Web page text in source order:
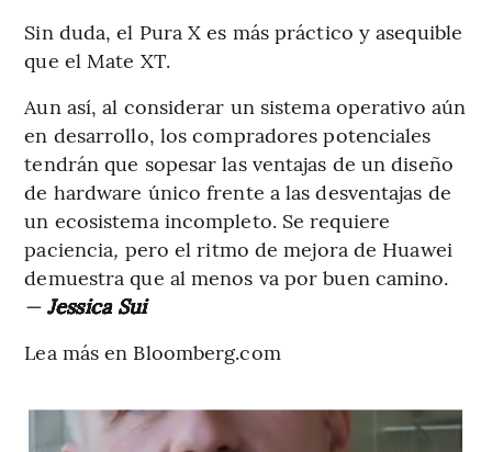
Sin duda, el Pura X es más práctico y asequible
que el Mate XT.
Aun así, al considerar un sistema operativo aún
en desarrollo, los compradores potenciales
tendrán que sopesar las ventajas de un diseño
de hardware único frente a las desventajas de
un ecosistema incompleto. Se requiere
paciencia, pero el ritmo de mejora de Huawei
demuestra que al menos va por buen camino.
— Jessica Sui
Lea más en Bloomberg.com